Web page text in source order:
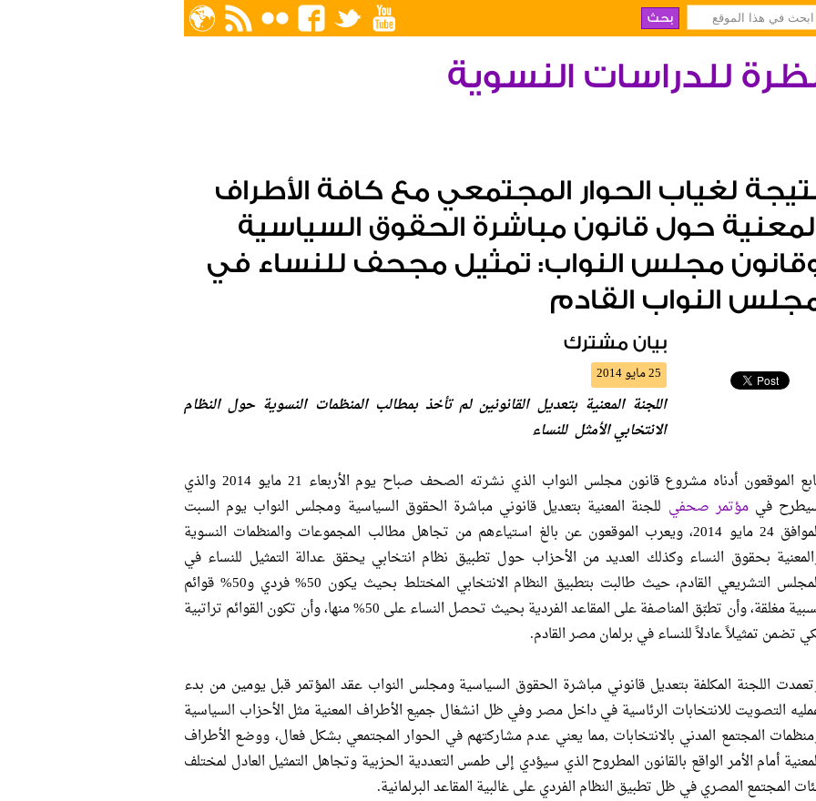
للدراسات النسوية
لغياب الحوار المجتمعي مع كافة الأطراف
حول قانون مباشرة الحقوق السياسية
مجلس النواب: تمثيل مجحف للنساء في
النواب القادم
بيان مشترك
25 مايو 2014
اللجنة المعنية بتعديل القانونين لم تأخذ بمطالب المنظمات النسوية حول النظام
الانتخابي الأمثل للنساء
تابع الموقعون أدناه مشروع قانون مجلس النواب الذي نشرته الصحف صباح يوم الأربعاء 21 مايو 2014 والذي
فيمؤتمر صحفي للجنة المعنية بتعديل قانوني مباشرة الحقوق السياسية ومجلس النواب يوم السبت
الموافق 24 مايو 2014، ويعرب الموقعون عن بالغ استياءهم من تجاهل مطالب المجموعات والمنظمات النسوية
بحقوق النساء وكذلك العديد من الأحزاب حول تطبيق نظام انتخابي يحقق عدالة التمثيل للنساء في
المجلس التشريعي القادم، حيث طالبت بتطبيق النظام الانتخابي المختلط بحيث يكون 50% فردي و50% قوائم
نسبية مغلقة، وأن تطبّق المناصفة على المقاعد الفردية بحيث تحصل النساء على 50% منها، وأن تكون القوائم تراتبية
تضمن تمثيلاً عادلاً للنساء في برلمان مصر القادم.
اللجنة المكلفة بتعديل قانوني مباشرة الحقوق السياسية ومجلس النواب عقد المؤتمر قبل يومين من بدء
التصويت للانتخابات الرئاسية في داخل مصر وفي ظل انشغال جميع الأطراف المعنية مثل الأحزاب السياسية
المجتمع المدني بالانتخابات ,مما يعني عدم مشاركتهم في الحوار المجتمعي بشكل فعال، ووضع الأطراف
أمام الأمر الواقع بالقانون المطروح الذي سيؤدي إلى طمس التعددية الحزبية وتجاهل التمثيل العادل لمختلف
المجتمع المصري في ظل تطبيق النظام الفردي على غالبية المقاعد البرلمانية.